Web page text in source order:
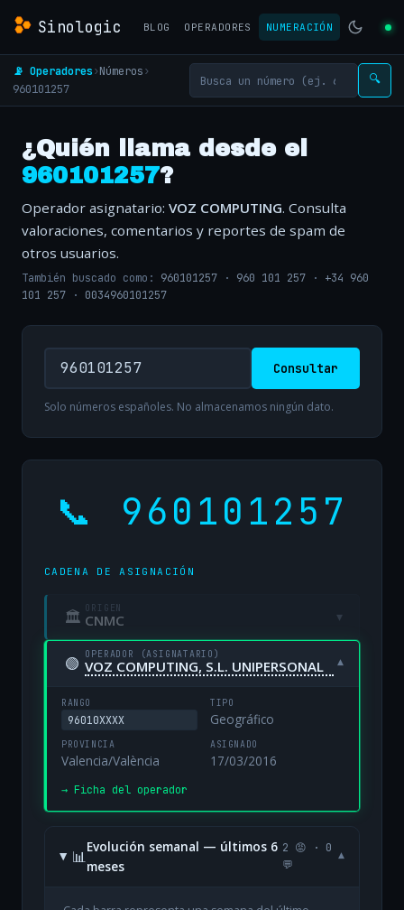
Sinologic BLOG OPERADORES NUMERACIÓN
📡 Operadores›Números›
960101257
🔍
¿Quién llama desde el
960101257?
Operador asignatario: VOZ COMPUTING. Consulta
valoraciones, comentarios y reportes de spam de
otros usuarios.
También buscado como: 960101257 · 960 101 257 · +34 960
101 257 · 0034960101257
Consultar
Solo números españoles. No almacenamos ningún dato.
📞 960101257
CADENA DE ASIGNACIÓN
🏛 ORIGEN
CNMC ▾
🟢 OPERADOR (ASIGNATARIO)
VOZ COMPUTING, S.L. UNIPERSONAL ▾
RANGO
96010XXXX
TIPO
Geográfico
PROVINCIA
Valencia/València
ASIGNADO
17/03/2016
→ Ficha del operador
📊
Evolución semanal — últimos 6
meses
2 😡 · 0
💬
▾